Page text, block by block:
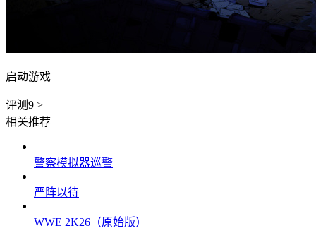
启动游戏
评测9 >
相关推荐
警察模拟器巡警
严阵以待
WWE 2K26（原始版）